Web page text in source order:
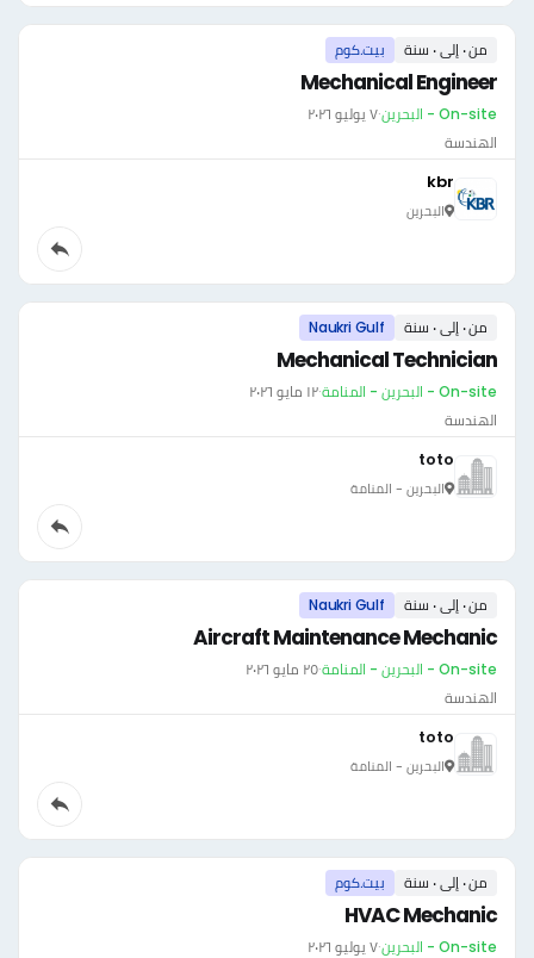
من ٠ إلى ٠ سنة بيت.كوم
Mechanical Engineer
On-site - البحرين ·٧ يوليو ٢٠٢٦
الهندسة
kbr
البحرين
من ٠ إلى ٠ سنة Naukri Gulf
Mechanical Technician
On-site - البحرين - المنامة ·١٢ مايو ٢٠٢٦
الهندسة
toto
البحرين - المنامة
من ٠ إلى ٠ سنة Naukri Gulf
Aircraft Maintenance Mechanic
On-site - البحرين - المنامة ·٢٥ مايو ٢٠٢٦
الهندسة
toto
البحرين - المنامة
من ٠ إلى ٠ سنة بيت.كوم
HVAC Mechanic
On-site - البحرين ·٧ يوليو ٢٠٢٦